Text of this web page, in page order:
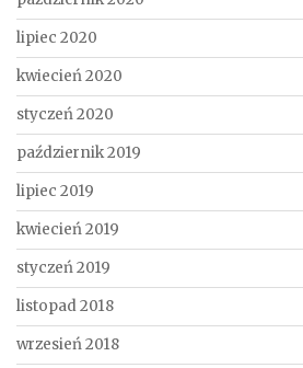
lipiec 2020
kwiecień 2020
styczeń 2020
październik 2019
lipiec 2019
kwiecień 2019
styczeń 2019
listopad 2018
wrzesień 2018